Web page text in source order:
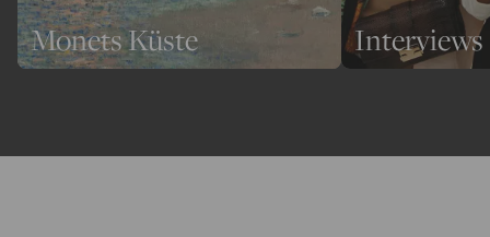
Monets Küste Interviews